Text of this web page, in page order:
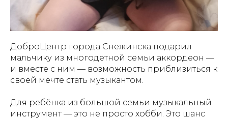
ДоброЦентр города Снежинска подарил
мальчику из многодетной семьи аккордеон —
и вместе с ним — возможность приблизиться к
своей мечте стать музыкантом.
Для ребёнка из большой семьи музыкальный
инструмент — это не просто хобби. Это шанс